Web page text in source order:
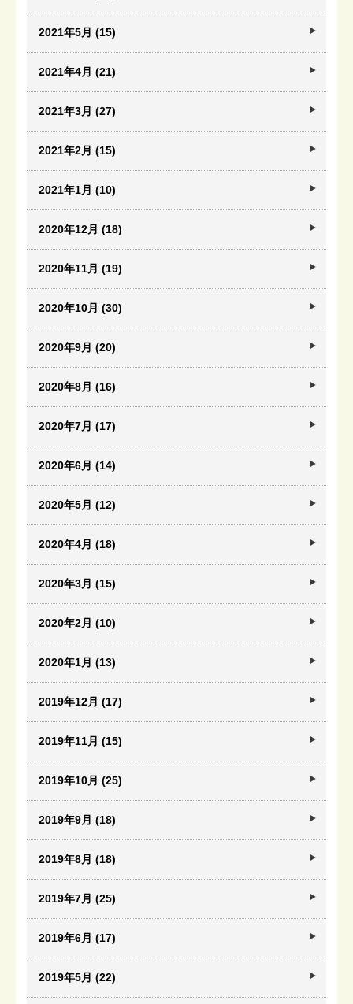
2021年5月 (15)
2021年4月 (21)
2021年3月 (27)
2021年2月 (15)
2021年1月 (10)
2020年12月 (18)
2020年11月 (19)
2020年10月 (30)
2020年9月 (20)
2020年8月 (16)
2020年7月 (17)
2020年6月 (14)
2020年5月 (12)
2020年4月 (18)
2020年3月 (15)
2020年2月 (10)
2020年1月 (13)
2019年12月 (17)
2019年11月 (15)
2019年10月 (25)
2019年9月 (18)
2019年8月 (18)
2019年7月 (25)
2019年6月 (17)
2019年5月 (22)